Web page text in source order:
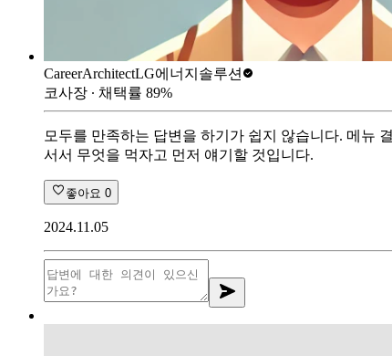
CareerArchitectLG에너지솔루션
코사장 ∙ 채택률 89%
모두를 만족하는 답변을 하기가 쉽지 않습니다. 메뉴
서서 무엇을 먹자고 먼저 얘기할 것입니다.
좋아요 0
2024.11.05